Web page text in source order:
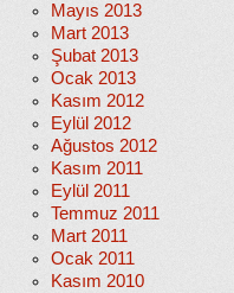
Mayıs 2013
Mart 2013
Şubat 2013
Ocak 2013
Kasım 2012
Eylül 2012
Ağustos 2012
Kasım 2011
Eylül 2011
Temmuz 2011
Mart 2011
Ocak 2011
Kasım 2010